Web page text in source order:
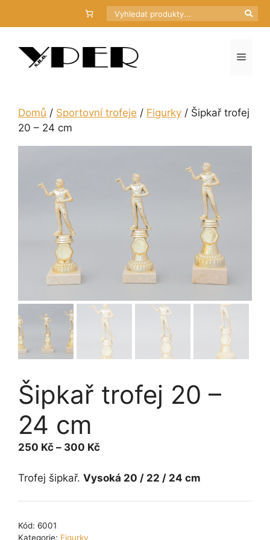
Hledat
Menu
Domů / Sportovní trofeje / Figurky / Šipkař trofej
20 – 24 cm
Šipkař trofej 20 –
24 cm
250 Kč – 300 KčRozpětí
250 Kč
Trofej šipkař. Vysoká 20 / 22 / 24 cm
Kód: 6001
Kategorie: Figurky